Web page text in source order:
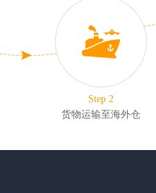
Step 2
货物运输至海外仓